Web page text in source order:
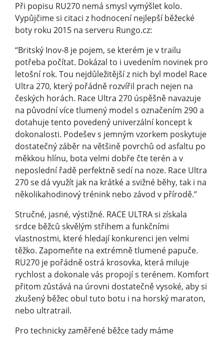
Při popisu RU270 nemá smysl vymýšlet kolo.
Vypůjčime si citaci z hodnocení nejlepší běžecké
boty roku 2015 na serveru Rungo.cz:
“Britský Inov-8 je pojem, se kterém je v trailu
potřeba počítat. Dokázal to i uvedením novinek pro
letošní rok. Tou nejdůležitější z nich byl model Race
Ultra 270, který pořádně rozvířil prach nejen na
českých horách. Race Ultra 270 úspěšně navazuje
na původní více tlumený model s označením 290 a
dotahuje tento povedený univerzální koncept k
dokonalosti. Podešev s jemným vzorkem poskytuje
dostatečný záběr na většině povrchů od asfaltu po
měkkou hlínu, bota velmi dobře čte terén a v
neposlední řadě perfektně sedí na noze. Race Ultra
270 se dá využít jak na krátké a svižné běhy, tak i na
několikahodinový trénink nebo závod v přírodě.”
Stručné, jasné, výstižné. RACE ULTRA si získala
srdce běžců skvělým střihem a funkčními
vlastnostmi, které hledají konkurenci jen velmi
těžko. Zapomeňte na extrémně tlumené papuče.
RU270 je pořádně ostrá krosovka, která miluje
rychlost a dokonale vás propojí s terénem. Komfort
přitom zůstává na úrovni dostatečně vysoké, aby si
zkušený běžec obul tuto botu i na horský maraton,
nebo ultratrail.
Pro technicky zaměřené běžce tady máme